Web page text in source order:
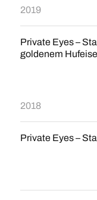
2019
Private Eyes –
goldenem
2018
Private Eyes –